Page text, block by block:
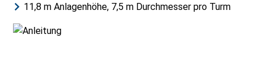
11,8 m Anlagenhöhe, 7,5 m Durchmesser pro Turm